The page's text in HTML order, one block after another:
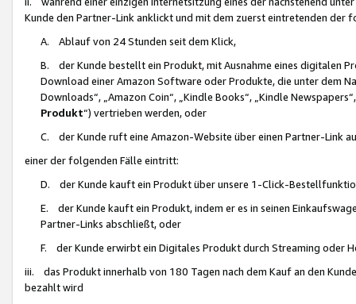
Kunde den Partner-Link anklickt und mit dem zuerst eintretenden der
A. Ablauf von 24 Stunden seit dem Klick,
B. der Kunde bestellt ein Produkt, mit Ausnahme eines digitalen
Download einer Amazon Software oder Produkte, die unter dem
Downloads“, „Amazon Coin“, „Kindle Books“, „Kindle
Produkt“) vertrieben werden, oder
C. der Kunde ruft eine Amazon-Website über einen Partner-Link
einer der folgenden Fälle eintritt:
D. der Kunde kauft ein Produkt über unsere 1-Click-
E. der Kunde kauft ein Produkt, indem er es in seinen
Partner-Links abschließt, oder
F. der Kunde erwirbt ein Digitales Produkt durch Streaming oder
iii. das Produkt innerhalb von 180 Tagen nach dem Kauf an den
bezahlt wird